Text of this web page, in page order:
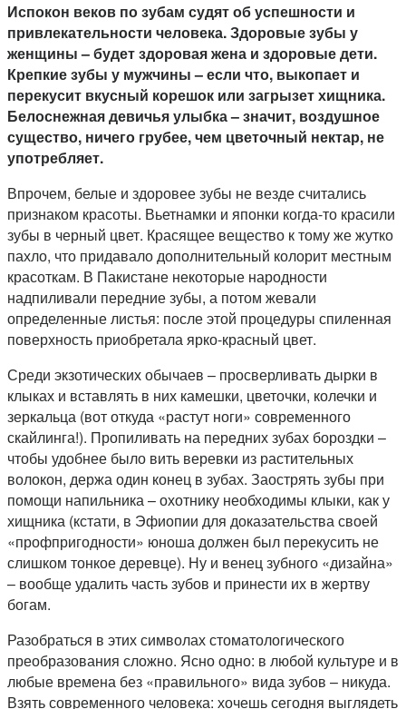
Испокон веков по зубам судят об успешности и
привлекательности человека. Здоровые зубы у
женщины – будет здоровая жена и здоровые дети.
Крепкие зубы у мужчины – если что, выкопает и
перекусит вкусный корешок или загрызет хищника.
Белоснежная девичья улыбка – значит, воздушное
существо, ничего грубее, чем цветочный нектар, не
употребляет.
Впрочем, белые и здоровее зубы не везде считались
признаком красоты. Вьетнамки и японки когда-то красили
зубы в черный цвет. Красящее вещество к тому же жутко
пахло, что придавало дополнительный колорит местным
красоткам. В Пакистане некоторые народности
надпиливали передние зубы, а потом жевали
определенные листья: после этой процедуры спиленная
поверхность приобретала ярко-красный цвет.
Среди экзотических обычаев – просверливать дырки в
клыках и вставлять в них камешки, цветочки, колечки и
зеркальца (вот откуда «растут ноги» современного
скайлинга!). Пропиливать на передних зубах бороздки –
чтобы удобнее было вить веревки из растительных
волокон, держа один конец в зубах. Заострять зубы при
помощи напильника – охотнику необходимы клыки, как у
хищника (кстати, в Эфиопии для доказательства своей
«профпригодности» юноша должен был перекусить не
слишком тонкое деревце). Ну и венец зубного «дизайна»
– вообще удалить часть зубов и принести их в жертву
богам.
Разобраться в этих символах стоматологического
преобразования сложно. Ясно одно: в любой культуре и в
любые времена без «правильного» вида зубов – никуда.
Взять современного человека: хочешь сегодня выглядеть